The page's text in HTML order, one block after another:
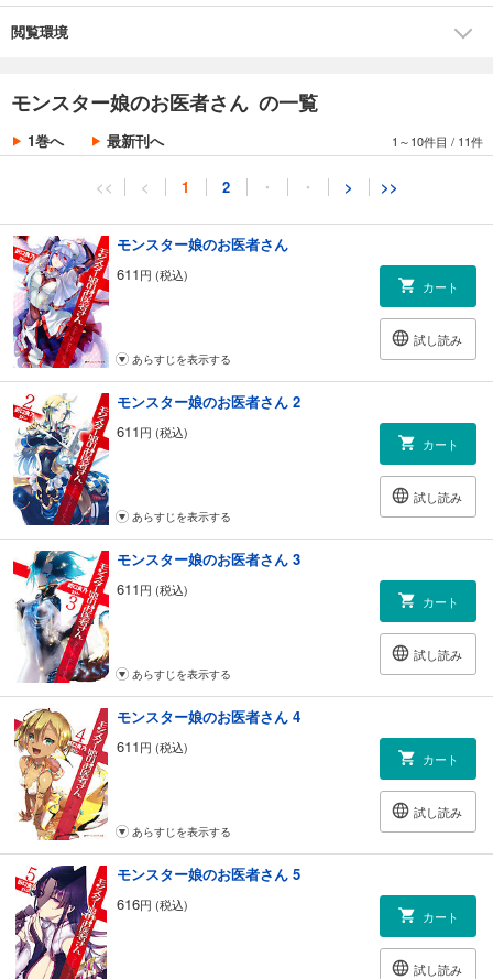
閲覧環境
モンスター娘のお医者さん の一覧
1巻へ 最新刊へ 1～10件目 / 11件
<< < 1 2 ・ ・ > >>
モンスター娘のお医者さん
611円 (税込)
カート
試し読み
あらすじを表示する
モンスター娘のお医者さん 2
611円 (税込)
カート
試し読み
あらすじを表示する
モンスター娘のお医者さん 3
611円 (税込)
カート
試し読み
あらすじを表示する
モンスター娘のお医者さん 4
611円 (税込)
カート
試し読み
あらすじを表示する
モンスター娘のお医者さん 5
616円 (税込)
カート
試し読み